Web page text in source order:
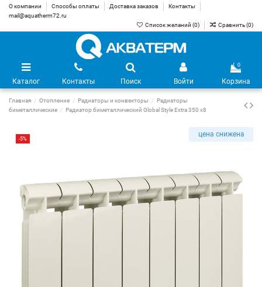
О компании Способы оплаты Доставка заказов
Контакты
mail@aquatherm72.ru
Список желаний (0) Сравнить (0)
Каталог Контакты Поиск Войти
0
Корзина
Главная Отопление Радиаторы и конвекторы
Радиаторы
биметаллические
Радиатор биметаллический Global Style Extra 350 х8
-5%
цена снижена